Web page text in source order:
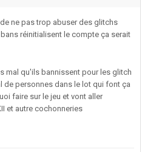
ne pas trop abuser des glitchs
réinitialisent le compte ça serait
mal qu'ils bannissent pour les glitch
de personnes dans le lot qui font ça
faire sur le jeu et vont aller
et autre cochonneries